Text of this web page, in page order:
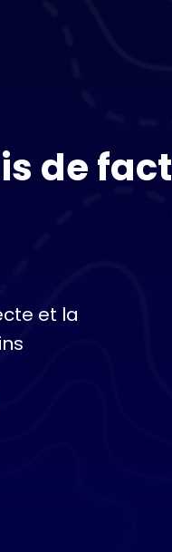
is defact
et la